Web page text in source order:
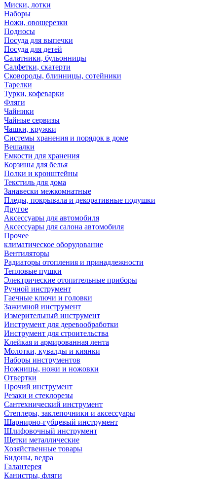
Миски, лотки
Наборы
Ножи, овощерезки
Подносы
Посуда для выпечки
Посуда для детей
Салатники, бульонницы
Салфетки, скатерти
Сковороды, блинницы, сотейники
Тарелки
Турки, кофеварки
Фляги
Чайники
Чайные сервизы
Чашки, кружки
Системы хранения и порядок в доме
Вешалки
Емкости для хранения
Корзины для белья
Полки и кронштейны
Текстиль для дома
Занавески межкомнатные
Пледы, покрывала и декоративные подушки
Другое
Аксессуары для автомобиля
Аксессуары для салона автомобиля
Прочее
климатическое оборудование
Вентиляторы
Радиаторы отопления и принадлежности
Тепловые пушки
Электрические отопительные приборы
Ручной инструмент
Гаечные ключи и головки
Зажимной инструмент
Измерительный инструмент
Инструмент для деревообработки
Инструмент для строительства
Клейкая и армированная лента
Молотки, кувалды и киянки
Наборы инструментов
Ножницы, ножи и ножовки
Отвертки
Прочий инструмент
Резаки и стеклорезы
Сантехнический инструмент
Степлеры, заклепочники и аксессуары
Шарнирно-губцевый инструмент
Шлифовочный инструмент
Щетки металлические
Хозяйственные товары
Бидоны, ведра
Галантерея
Канистры, фляги